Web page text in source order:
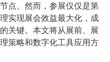
点。然而，参展仅仅是第
实现展会效益最大化，成
关键。本文将从展前、展
策略和数字化工具应用方